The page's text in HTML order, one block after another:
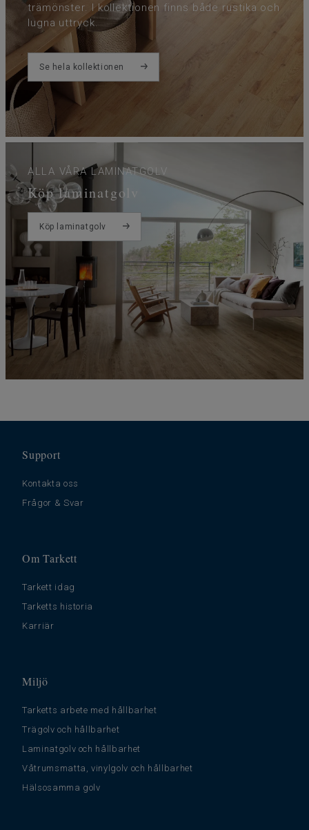
trämönster. I kollektionen finns både rustika och
lugna uttryck.
Se hela kollektionen
ALLA VÅRA LAMINATGOLV
Köp laminatgolv
Köp laminatgolv
Support
Kontakta oss
Frågor & Svar
Om Tarkett
Tarkett idag
Tarketts historia
Karriär
Miljö
Tarketts arbete med hållbarhet
Trägolv och hållbarhet
Laminatgolv och hållbarhet
Våtrumsmatta, vinylgolv och hållbarhet
Hälsosamma golv